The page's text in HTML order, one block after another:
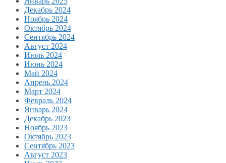
Декабрь 2024
Ноябрь 2024
Октябрь 2024
Сентябрь 2024
Август 2024
Июль 2024
Июнь 2024
Май 2024
Апрель 2024
Март 2024
Февраль 2024
Январь 2024
Декабрь 2023
Ноябрь 2023
Октябрь 2023
Сентябрь 2023
Август 2023